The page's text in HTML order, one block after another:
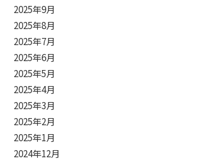
2025年9月
2025年8月
2025年7月
2025年6月
2025年5月
2025年4月
2025年3月
2025年2月
2025年1月
2024年12月